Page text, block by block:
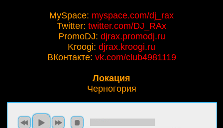
MySpace: myspace.com/dj_rax
Twitter: twitter.com/DJ_RAx
PromoDJ: djrax.promodj.ru
Kroogi: djrax.kroogi.ru
ВКонтакте: vk.com/club4981119
Локация
Черногория